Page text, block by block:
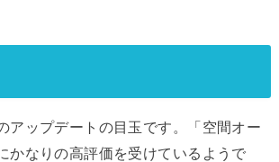
アップデートの目玉です。「空間オー
かなりの高評価を受けているようで